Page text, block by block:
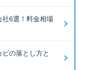
6選！料金相場
の落とし方と